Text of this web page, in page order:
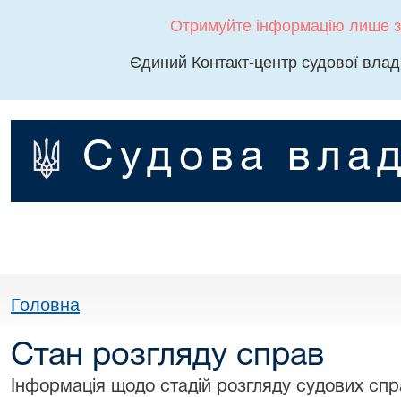
Отримуйте інформацію лише
Єдиний Контакт-центр судової
Судова
Головна
Стан розгляду справ
Інформація щодо стадій розгляду судових